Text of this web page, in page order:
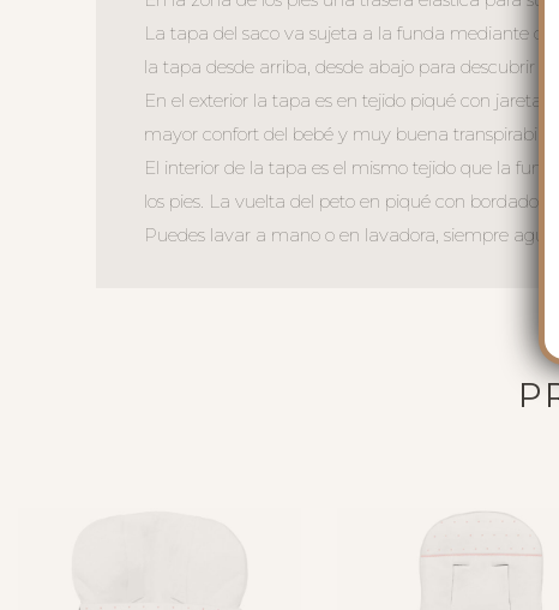
La tapa del saco va sujeta a la funda mediante
la tapa desde arriba, desde abajo para descubrir
En el exterior la tapa es en tejido piqué con
mayor confort del bebé y muy buena
El interior de la tapa es el mismo tejido que la
los pies. La vuelta del peto en piqué con bordado
Puedes lavar a mano o en lavadora, siempre